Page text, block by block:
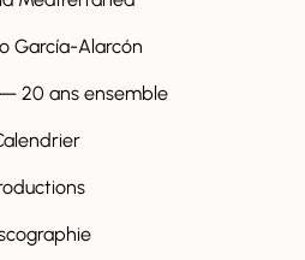
García-Alarcón
20 ans ensemble